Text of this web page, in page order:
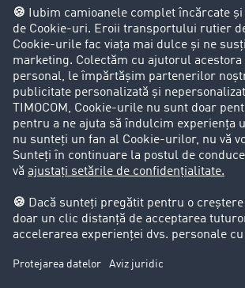
Firma
Success Stories
Clienții aduc clienți
Aspecte legale
Impressum
Protecția datelor
Cookie-Einstellungen